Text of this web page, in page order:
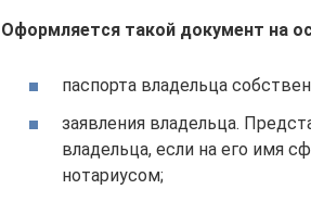
Оформляется такой документ на
паспорта владельца
заявления владельца.
владельца, если на его имя
нотариусом;